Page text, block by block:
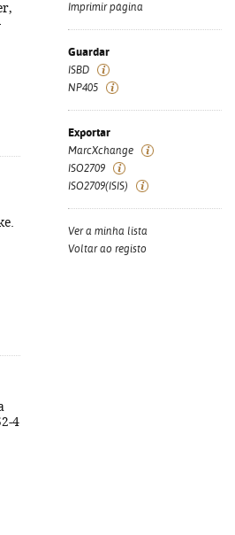
4
Imprimir página
Guardar
ISBD
NP405
Exportar
MarcXchange
ISO2709
ISO2709(ISIS)
Ver a minha lista
Voltar ao registo